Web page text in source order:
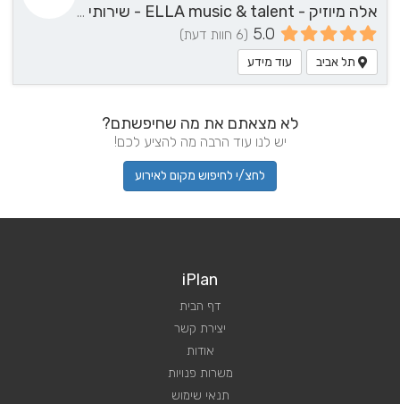
אלה מיוזיק - ELLA music & talent - שירותי מוזיקה
5.0 (6 חוות דעת)
תל אביב עוד מידע
לא מצאתם את מה שחיפשתם?
יש לנו עוד הרבה מה להציע לכם!
לחצ/י לחיפוש מקום לאירוע
iPlan
דף הבית
יצירת קשר
אודות
משרות פנויות
תנאי שימוש